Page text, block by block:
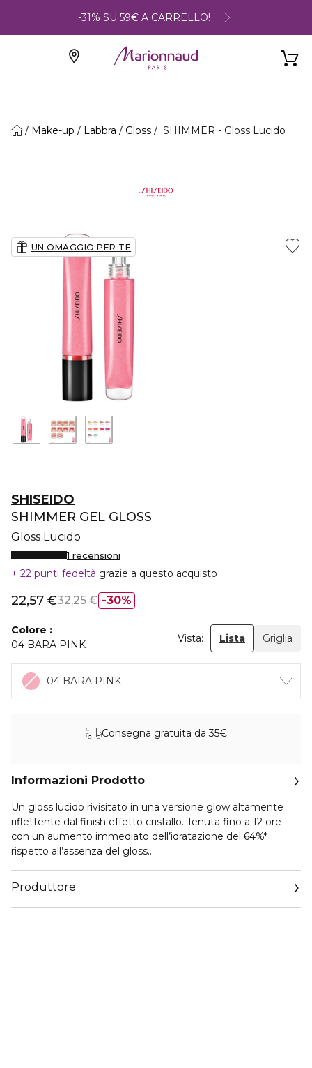
-31% SU 59€ A CARRELLO!
Make-up Labbra Gloss SHIMMER - Gloss Lucido
UN OMAGGIO PER TE
SHISEIDO
SHIMMER GEL GLOSS
Gloss Lucido
1 recensioni
22 punti fedeltà grazie a questo acquisto
30%
22,57 €32,25 €
Colore
04 BARA PINK
Vista: Lista Griglia
04 BARA PINK
Consegna gratuita da 35€
Informazioni Prodotto
Un gloss lucido rivisitato in una versione glow altamente
riflettente dal finish effetto cristallo. Tenuta fino a 12 ore
con un aumento immediato dell’idratazione del 64%*
rispetto all’assenza del gloss
Arricchito con burro di Karitè per ammorbidire e nutrire le
labbra. Oli altamente rifrangenti e perle riflettenti ne
aumentano la brillantezza. Impalpabile. Texture non
Produttore